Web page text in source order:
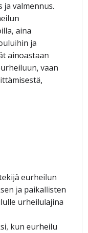
valmennus.
aina
ja
ainoastaan
vaan
eurheilun
ja paikallisten
urheilulajina
kun eurheilu